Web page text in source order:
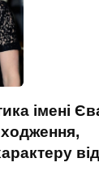
імені